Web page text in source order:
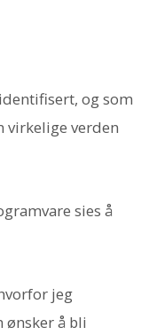
og som
virkelige verden
sies å
jeg
ønsker å bli